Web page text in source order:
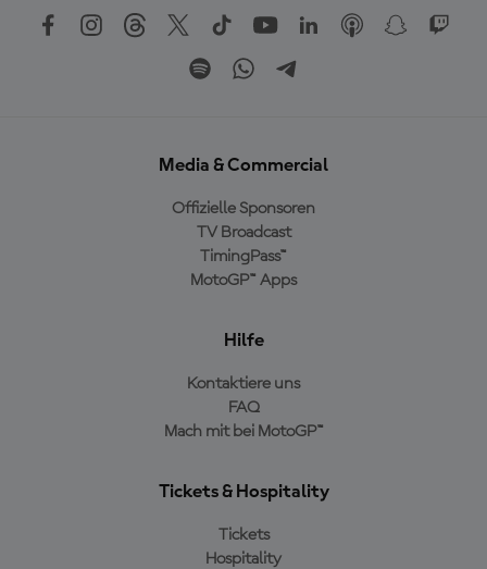
Media & Commercial
Offizielle Sponsoren
TV Broadcast
TimingPass™
MotoGP™ Apps
Hilfe
Kontaktiere uns
FAQ
Mach mit bei MotoGP™
Tickets & Hospitality
Tickets
Hospitality